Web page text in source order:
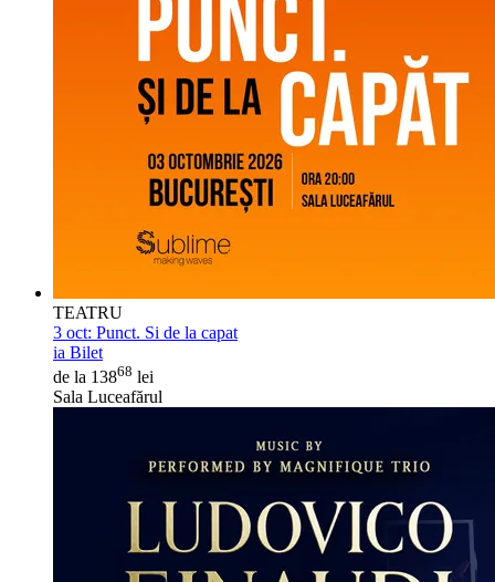
TEATRU
3 oct: Punct. Si de la capat
ia Bilet
de la 13868 lei
Sala Luceafărul